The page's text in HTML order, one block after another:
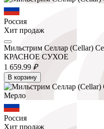
Россия
Хит продаж
Мильстрим Селлар (Cellar)
КРАСНОЕ СУХОЕ
1 659.99 ₽
В корзину
Россия
Хит продаж